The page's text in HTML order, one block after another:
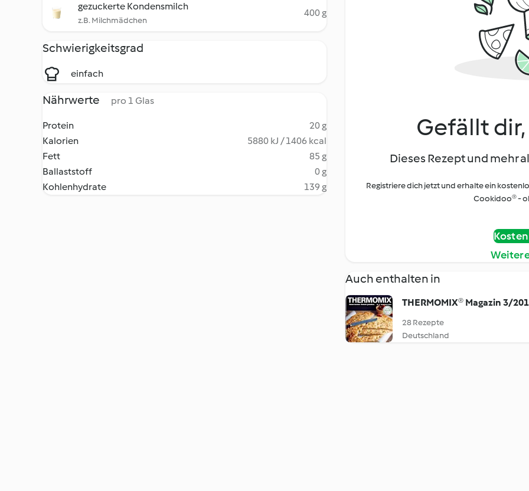
gezuckerte Kondensmilch
z.B. Milchmädchen
400 g
Schwierigkeitsgrad
einfach
Nährwerte pro 1 Glas
Protein
20 g
Kalorien
5880 kJ / 1406 kcal
Fett
85 g
Ballaststoff
0 g
Kohlenhydrate
139 g
Gefällt
Dieses Rezept und mehr
Registriere dich jetzt und erhalte ein
Cookidoo® -
Auch enthalten in
THERMOMIX® Magazin 3/
28 Rezepte
Deutschland